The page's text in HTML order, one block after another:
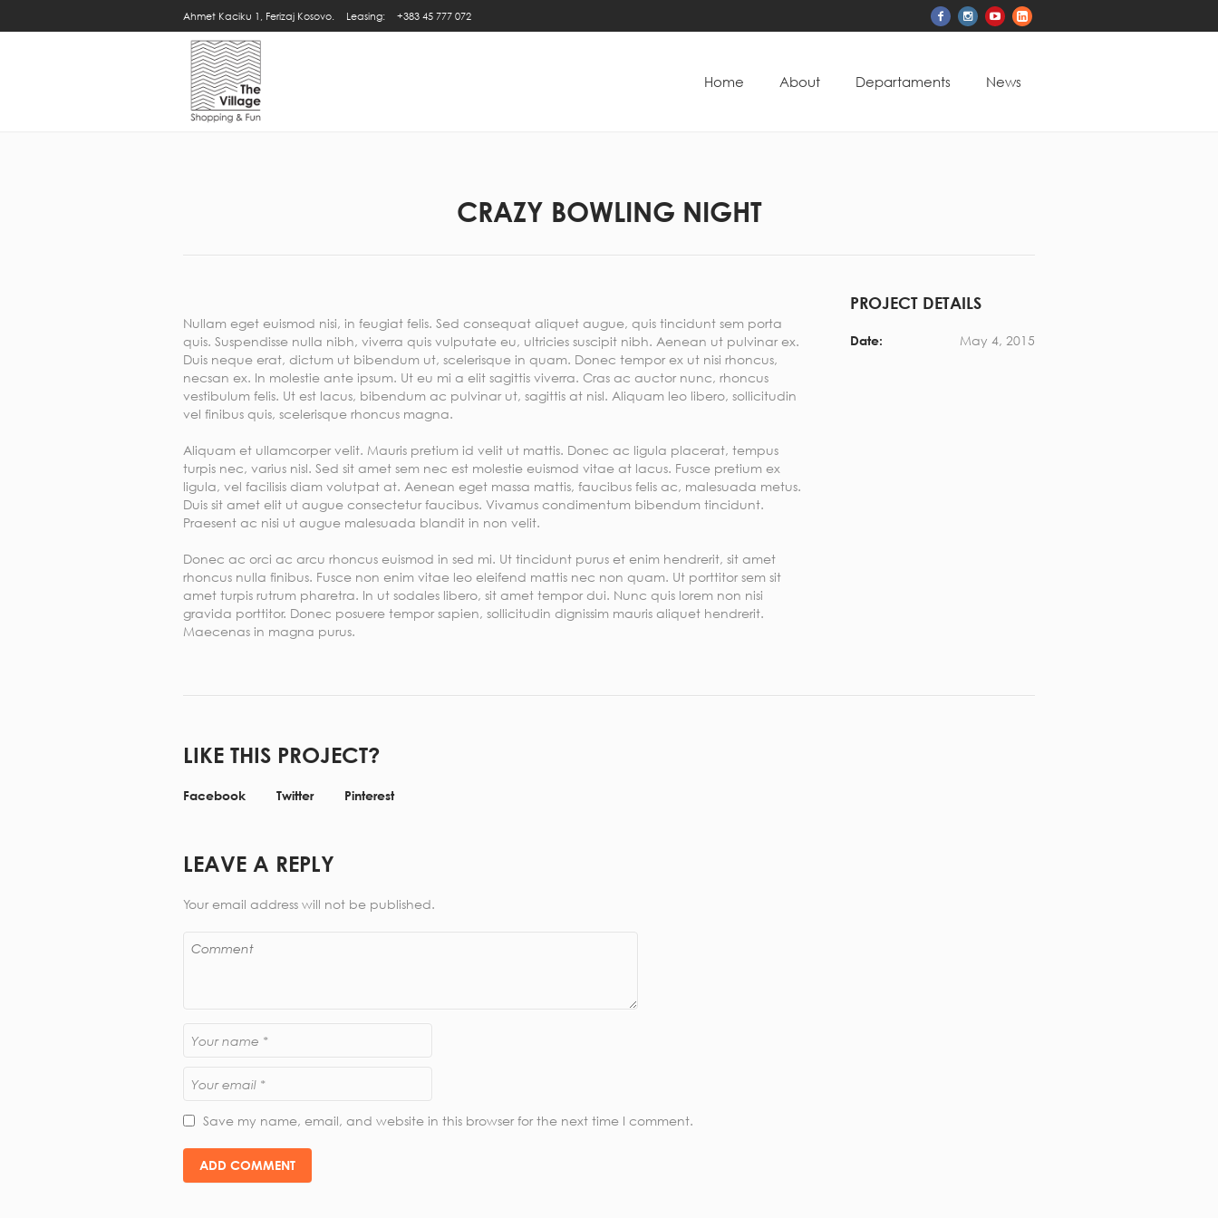
Ahmet Kaciku 1, Ferizaj Kosovo. Leasing: +383 45 777 072
Home About Departaments News
CRAZY BOWLING NIGHT
Nullam eget euismod nisi, in feugiat felis. Sed consequat aliquet augue, quis tincidunt sem porta
quis. Suspendisse nulla nibh, viverra quis vulputate eu, ultricies suscipit nibh. Aenean ut pulvinar ex.
Duis neque erat, dictum ut bibendum ut, scelerisque in quam. Donec tempor ex ut nisi rhoncus,
necsan ex. In molestie ante ipsum. Ut eu mi a elit sagittis viverra. Cras ac auctor nunc, rhoncus
vestibulum felis. Ut est lacus, bibendum ac pulvinar ut, sagittis at nisl. Aliquam leo libero, sollicitudin
vel finibus quis, scelerisque rhoncus magna.
Aliquam et ullamcorper velit. Mauris pretium id velit ut mattis. Donec ac ligula placerat, tempus
turpis nec, varius nisl. Sed sit amet sem nec est molestie euismod vitae at lacus. Fusce pretium ex
ligula, vel facilisis diam volutpat at. Aenean eget massa mattis, faucibus felis ac, malesuada metus.
Duis sit amet elit ut augue consectetur faucibus. Vivamus condimentum bibendum tincidunt.
Praesent ac nisi ut augue malesuada blandit in non velit.
Donec ac orci ac arcu rhoncus euismod in sed mi. Ut tincidunt purus et enim hendrerit, sit amet
rhoncus nulla finibus. Fusce non enim vitae leo eleifend mattis nec non quam. Ut porttitor sem sit
amet turpis rutrum pharetra. In ut sodales libero, sit amet tempor dui. Nunc quis lorem non nisi
gravida porttitor. Donec posuere tempor sapien, sollicitudin dignissim mauris aliquet hendrerit.
Maecenas in magna purus.
PROJECT DETAILS
Date: May 4, 2015
LIKE THIS PROJECT?
Facebook Twitter Pinterest
LEAVE A REPLY
Your email address will not be published.
Save my name, email, and website in this browser for the next time I comment.